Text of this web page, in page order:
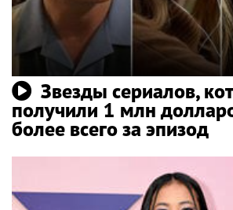
Звезды сериалов,
получили 1 млн
более всего за эпизод